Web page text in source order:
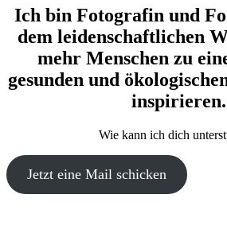
Ich bin Fotografin und
dem leidenschaftlichen
mehr Menschen zu
gesunden und
inspirieren.
Wie kann ich dich
Jetzt eine Mail schicken